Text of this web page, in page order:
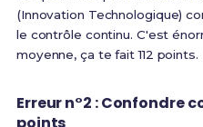
(Innovation Technologique)
le contrôle continu. C'est
moyenne, ça te fait 112
Erreur n°2 : Confondre